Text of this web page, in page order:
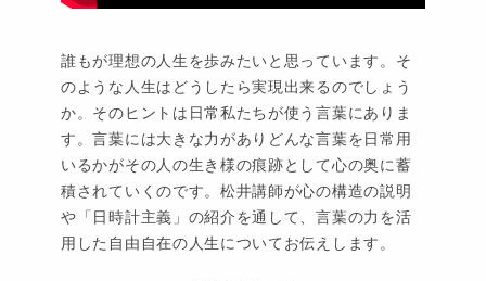
誰もが理想の人生を歩みたいと思っています。そ
のような人生はどうしたら実現出来るのでしょう
か。そのヒントは日常私たちが使う言葉にありま
す。言葉には大きな力がありどんな言葉を日常用
いるかがその人の生き様の痕跡として心の奥に蓄
積されていくのです。松井講師が心の構造の説明
や「日時計主義」の紹介を通して、言葉の力を活
用した自由自在の人生についてお伝えします。